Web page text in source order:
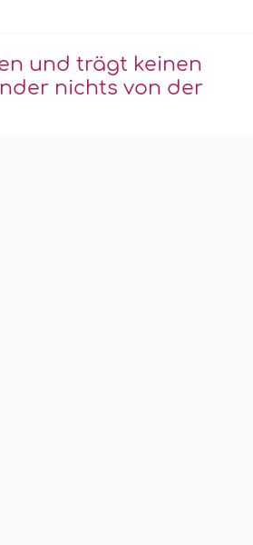
und trägt keinen
nichts von der